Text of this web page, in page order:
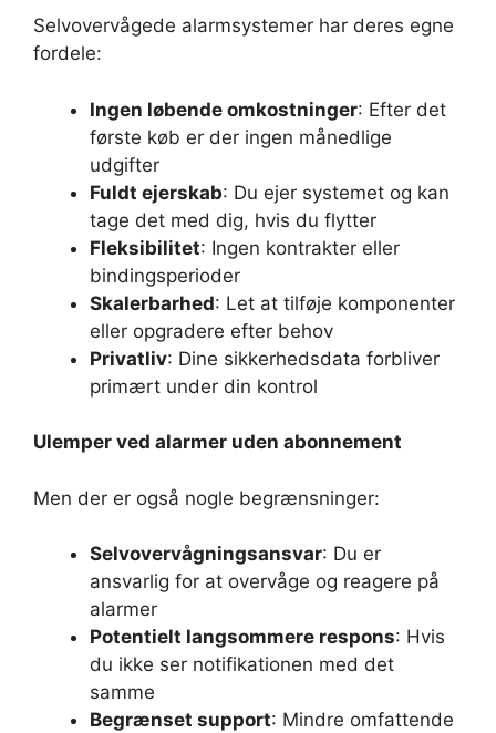
Selvovervågede alarmsystemer har deres egne
fordele:
Ingen løbende omkostninger: Efter det
første køb er der ingen månedlige
udgifter
Fuldt ejerskab: Du ejer systemet og kan
tage det med dig, hvis du flytter
Fleksibilitet: Ingen kontrakter eller
bindingsperioder
Skalerbarhed: Let at tilføje komponenter
eller opgradere efter behov
Privatliv: Dine sikkerhedsdata forbliver
primært under din kontrol
Ulemper ved alarmer uden abonnement
Men der er også nogle begrænsninger:
Selvovervågningsansvar: Du er
ansvarlig for at overvåge og reagere på
alarmer
Potentielt langsommere respons: Hvis
du ikke ser notifikationen med det
samme
Begrænset support: Mindre omfattende